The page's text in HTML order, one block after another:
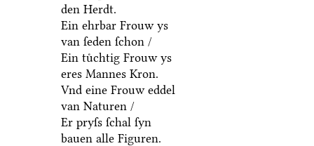
den Herdt.
Ein ehrbar Frouw ys
van ſeden ſchon /
Ein tuͤchtig Frouw ys
eres Mannes Kron.
Vnd eine Frouw eddel
van Naturen /
Er pryſs ſchal ſyn
bauen alle Figuren.